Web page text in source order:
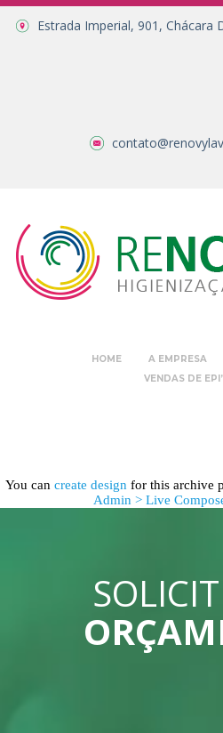
Estrada Imperial, 901, Chácara
HOME A EMPRESA
VENDAS DE
You can create design for this archive
Admin > Live